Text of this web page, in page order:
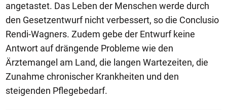
angetastet. Das Leben der Menschen werde durch
den Gesetzentwurf nicht verbessert, so die Conclusio
Rendi-Wagners. Zudem gebe der Entwurf keine
Antwort auf drängende Probleme wie den
Ärztemangel am Land, die langen Wartezeiten, die
Zunahme chronischer Krankheiten und den
steigenden Pflegebedarf.